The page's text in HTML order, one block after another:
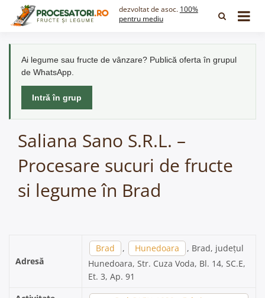
dezvoltat de asoc. 100%
pentru mediu
Ai legume sau fructe de vânzare? Publică oferta în grupul
de WhatsApp.
Intră în grup
Saliana Sano S.R.L. –
Procesare sucuri de fructe
si legume în Brad
Adresă
Brad , Hunedoara
, Brad, județul
Hunedoara, Str. Cuza Voda, Bl. 14, SC.E,
Et. 3, Ap. 91